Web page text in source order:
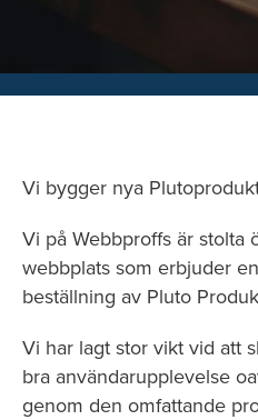
Vi bygger nya
Vi på Webbproffs är stolta
webbplats som erbjuder
beställning av Pluto
Vi har lagt stor vikt vid att
bra användarupplevelse
genom den omfattande